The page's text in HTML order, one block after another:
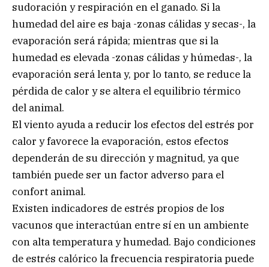
sudoración y respiración en el ganado. Si la
humedad del aire es baja -zonas cálidas y secas-, la
evaporación será rápida; mientras que si la
humedad es elevada -zonas cálidas y húmedas-, la
evaporación será lenta y, por lo tanto, se reduce la
pérdida de calor y se altera el equilibrio térmico
del animal.
El viento ayuda a reducir los efectos del estrés por
calor y favorece la evaporación, estos efectos
dependerán de su dirección y magnitud, ya que
también puede ser un factor adverso para el
confort animal.
Existen indicadores de estrés propios de los
vacunos que interactúan entre sí en un ambiente
con alta temperatura y humedad. Bajo condiciones
de estrés calórico la frecuencia respiratoria puede